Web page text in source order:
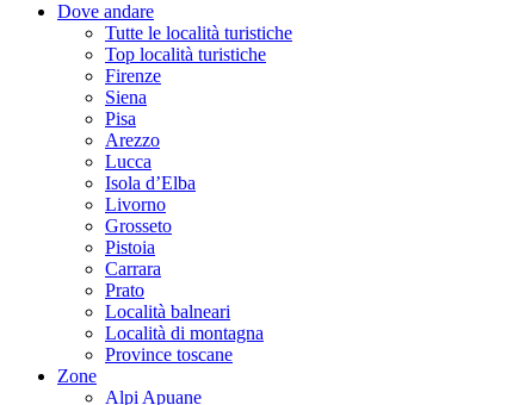
Dove andare
Tutte le località turistiche
Top località turistiche
Firenze
Siena
Pisa
Arezzo
Lucca
Isola d’Elba
Livorno
Grosseto
Pistoia
Carrara
Prato
Località balneari
Località di montagna
Province toscane
Zone
Alpi Apuane